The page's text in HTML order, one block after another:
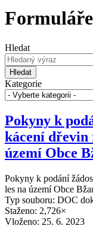
Formuláře
Hledat
Hledat
Kategorie
Pokyny k
kácení dřevin
území Obce
Pokyny k podání
les na území Obce
Typ souboru: DOC
Staženo: 2,726×
Vloženo: 25. 6. 2023